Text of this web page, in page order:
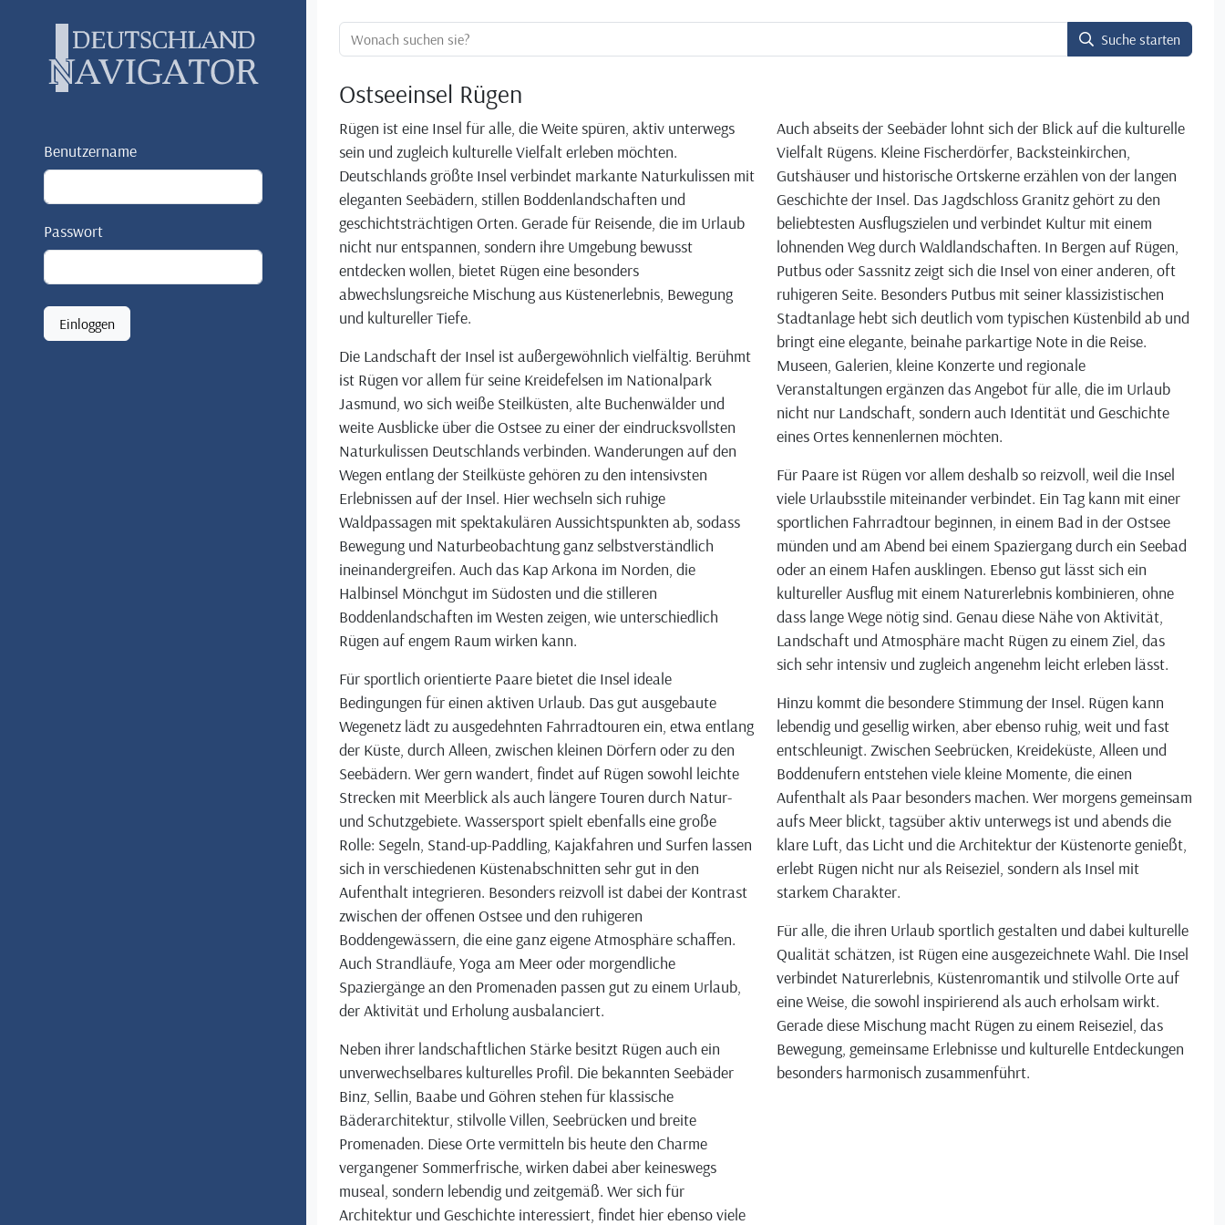
Benutzername
Passwort
Einloggen
Ortssuche: Suche starten
Ostseeinsel Rügen
Rügen ist eine Insel für alle, die Weite spüren, aktiv unterwegs
sein und zugleich kulturelle Vielfalt erleben möchten.
Deutschlands größte Insel verbindet markante Naturkulissen mit
eleganten Seebädern, stillen Boddenlandschaften und
geschichtsträchtigen Orten. Gerade für Reisende, die im Urlaub
nicht nur entspannen, sondern ihre Umgebung bewusst
entdecken wollen, bietet Rügen eine besonders
abwechslungsreiche Mischung aus Küstenerlebnis, Bewegung
und kultureller Tiefe.
Die Landschaft der Insel ist außergewöhnlich vielfältig. Berühmt
ist Rügen vor allem für seine Kreidefelsen im Nationalpark
Jasmund, wo sich weiße Steilküsten, alte Buchenwälder und
weite Ausblicke über die Ostsee zu einer der eindrucksvollsten
Naturkulissen Deutschlands verbinden. Wanderungen auf den
Wegen entlang der Steilküste gehören zu den intensivsten
Erlebnissen auf der Insel. Hier wechseln sich ruhige
Waldpassagen mit spektakulären Aussichtspunkten ab, sodass
Bewegung und Naturbeobachtung ganz selbstverständlich
ineinandergreifen. Auch das Kap Arkona im Norden, die
Halbinsel Mönchgut im Südosten und die stilleren
Boddenlandschaften im Westen zeigen, wie unterschiedlich
Rügen auf engem Raum wirken kann.
Für sportlich orientierte Paare bietet die Insel ideale
Bedingungen für einen aktiven Urlaub. Das gut ausgebaute
Wegenetz lädt zu ausgedehnten Fahrradtouren ein, etwa entlang
der Küste, durch Alleen, zwischen kleinen Dörfern oder zu den
Seebädern. Wer gern wandert, findet auf Rügen sowohl leichte
Strecken mit Meerblick als auch längere Touren durch Natur-
und Schutzgebiete. Wassersport spielt ebenfalls eine große
Rolle: Segeln, Stand-up-Paddling, Kajakfahren und Surfen lassen
sich in verschiedenen Küstenabschnitten sehr gut in den
Aufenthalt integrieren. Besonders reizvoll ist dabei der Kontrast
zwischen der offenen Ostsee und den ruhigeren
Boddengewässern, die eine ganz eigene Atmosphäre schaffen.
Auch Strandläufe, Yoga am Meer oder morgendliche
Spaziergänge an den Promenaden passen gut zu einem Urlaub,
der Aktivität und Erholung ausbalanciert.
Neben ihrer landschaftlichen Stärke besitzt Rügen auch ein
unverwechselbares kulturelles Profil. Die bekannten Seebäder
Binz, Sellin, Baabe und Göhren stehen für klassische
Bäderarchitektur, stilvolle Villen, Seebrücken und breite
Promenaden. Diese Orte vermitteln bis heute den Charme
vergangener Sommerfrische, wirken dabei aber keineswegs
museal, sondern lebendig und zeitgemäß. Wer sich für
Architektur und Geschichte interessiert, findet hier ebenso viele
Auch abseits der Seebäder lohnt sich der Blick auf die kulturelle
Vielfalt Rügens. Kleine Fischerdörfer, Backsteinkirchen,
Gutshäuser und historische Ortskerne erzählen von der langen
Geschichte der Insel. Das Jagdschloss Granitz gehört zu den
beliebtesten Ausflugszielen und verbindet Kultur mit einem
lohnenden Weg durch Waldlandschaften. In Bergen auf Rügen,
Putbus oder Sassnitz zeigt sich die Insel von einer anderen, oft
ruhigeren Seite. Besonders Putbus mit seiner klassizistischen
Stadtanlage hebt sich deutlich vom typischen Küstenbild ab und
bringt eine elegante, beinahe parkartige Note in die Reise.
Museen, Galerien, kleine Konzerte und regionale
Veranstaltungen ergänzen das Angebot für alle, die im Urlaub
nicht nur Landschaft, sondern auch Identität und Geschichte
eines Ortes kennenlernen möchten.
Für Paare ist Rügen vor allem deshalb so reizvoll, weil die Insel
viele Urlaubsstile miteinander verbindet. Ein Tag kann mit einer
sportlichen Fahrradtour beginnen, in einem Bad in der Ostsee
münden und am Abend bei einem Spaziergang durch ein Seebad
oder an einem Hafen ausklingen. Ebenso gut lässt sich ein
kultureller Ausflug mit einem Naturerlebnis kombinieren, ohne
dass lange Wege nötig sind. Genau diese Nähe von Aktivität,
Landschaft und Atmosphäre macht Rügen zu einem Ziel, das
sich sehr intensiv und zugleich angenehm leicht erleben lässt.
Hinzu kommt die besondere Stimmung der Insel. Rügen kann
lebendig und gesellig wirken, aber ebenso ruhig, weit und fast
entschleunigt. Zwischen Seebrücken, Kreideküste, Alleen und
Boddenufern entstehen viele kleine Momente, die einen
Aufenthalt als Paar besonders machen. Wer morgens gemeinsam
aufs Meer blickt, tagsüber aktiv unterwegs ist und abends die
klare Luft, das Licht und die Architektur der Küstenorte genießt,
erlebt Rügen nicht nur als Reiseziel, sondern als Insel mit
starkem Charakter.
Für alle, die ihren Urlaub sportlich gestalten und dabei kulturelle
Qualität schätzen, ist Rügen eine ausgezeichnete Wahl. Die Insel
verbindet Naturerlebnis, Küstenromantik und stilvolle Orte auf
eine Weise, die sowohl inspirierend als auch erholsam wirkt.
Gerade diese Mischung macht Rügen zu einem Reiseziel, das
Bewegung, gemeinsame Erlebnisse und kulturelle Entdeckungen
besonders harmonisch zusammenführt.